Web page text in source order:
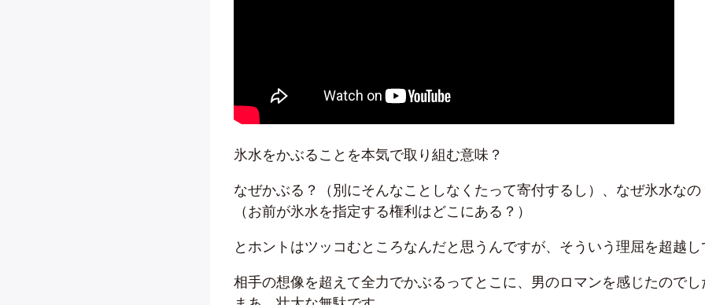
氷水をかぶることを本気で取り組む意味？
なぜかぶる？（別にそんなことしなくたって寄付するし）、なぜ氷水なの
（お前が氷水を指定する権利はどこにある？）
とホントはツッコむところなんだと思うんですが、そういう理屈を超越し
相手の想像を超えて全力でかぶるってとこに、男のロマンを感じたのでし